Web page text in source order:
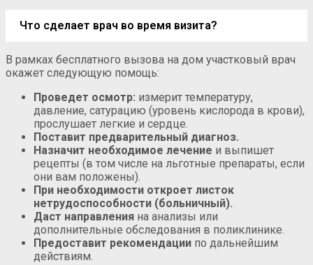
Что сделает врач во время визита?
В рамках бесплатного вызова на дом участковый врач
окажет следующую помощь:
Проведет осмотр: измерит температуру,
давление, сатурацию (уровень кислорода в крови),
прослушает легкие и сердце.
Поставит предварительный диагноз.
Назначит необходимое лечение и выпишет
рецепты (в том числе на льготные препараты, если
они вам положены).
При необходимости откроет листок
нетрудоспособности (больничный).
Даст направления на анализы или
дополнительные обследования в поликлинике.
Предоставит рекомендации по дальнейшим
действиям.